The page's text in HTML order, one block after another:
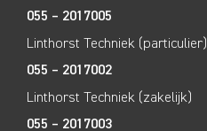
055 – 2017005
Linthorst Techniek (particulier)
055 – 2017002
Linthorst Techniek (zakelijk)
055 – 2017003